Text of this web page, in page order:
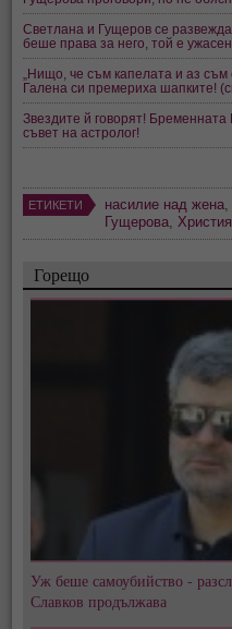
Светлана и Гущеров се
беше права за него, той е
„Нищо, че съм капелата и аз
Галена си премериха шапките!
Звездите й говорят!
съвет на астролог!
ЕТИКЕТИ насилие над жена,
Гущерова,
Горещо
Уж беше самоубийство -
Славков продължава